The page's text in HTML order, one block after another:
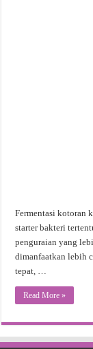
Fermentasi kotoran
starter bakteri
penguraian yang
dimanfaatkan lebih
tepat, …
Read More »